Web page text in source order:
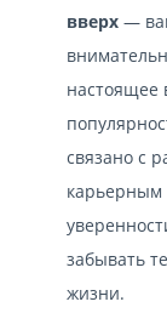
вверх —
настоящее
связано с
забывать
жизни.